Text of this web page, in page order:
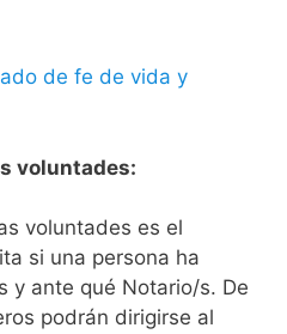
de fe de vida y
voluntades:
voluntades es el
si una persona ha
y ante qué Notario/s. De
podrán dirigirse al